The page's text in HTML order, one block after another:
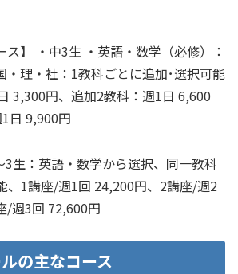
ス】 ・中3生 ・英語・数学（必修）：
・理・社：1教科ごとに追加･選択可能
3,300円、追加2教科：週1日 6,600
日 9,900円
3生：英語・数学から選択、同一教科
、1講座/週1回 24,200円、2講座/週2
/週3回 72,600円
の主なコース